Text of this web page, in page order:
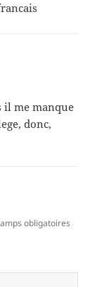
il me manque
donc,
obligatoires